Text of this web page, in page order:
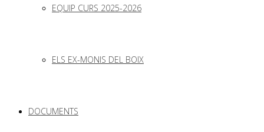
EQUIP CURS 2025-2026
ELS EX-MONIS DEL BOIX
DOCUMENTS